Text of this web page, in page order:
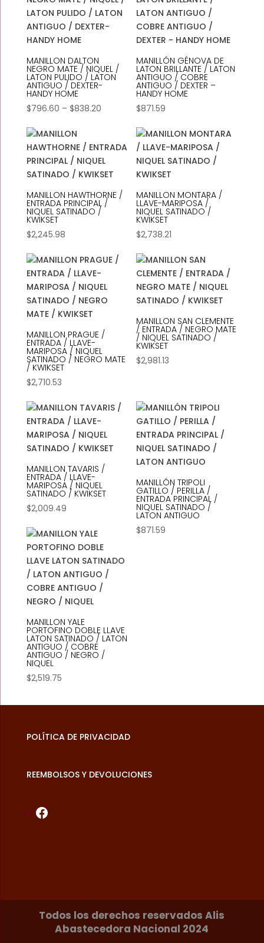
$943.17
MANILLON DALTON
NEGRO MATE / NIQUEL /
LATON PULIDO / LATON
ANTIGUO / DEXTER-
HANDY HOME
$796.60 – $838.20Price
through
$838.20
MANILLÓN GÉNOVA DE
LATON BRILLANTE / LATON
ANTIGUO / COBRE
ANTIGUO / DEXTER –
HANDY HOME
$871.59
MANILLON HAWTHORNE /
ENTRADA PRINCIPAL /
NIQUEL SATINADO /
KWIKSET
$2,245.98
MANILLON MONTARA /
LLAVE-MARIPOSA /
NIQUEL SATINADO /
KWIKSET
$2,738.21
MANILLON PRAGUE /
ENTRADA / LLAVE-
MARIPOSA / NIQUEL
SATINADO / NEGRO MATE
/ KWIKSET
$2,710.53
MANILLON SAN CLEMENTE
/ ENTRADA / NEGRO MATE
/ NIQUEL SATINADO /
KWIKSET
$2,981.13
MANILLON TAVARIS /
ENTRADA / LLAVE-
MARIPOSA / NIQUEL
SATINADO / KWIKSET
$2,009.49
MANILLÓN TRIPOLI
GATILLO / PERILLA /
ENTRADA PRINCIPAL /
NIQUEL SATINADO /
LATON ANTIGUO
$871.59
MANILLON YALE
PORTOFINO DOBLE LLAVE
LATON SATINADO / LATON
ANTIGUO / COBRE
ANTIGUO / NEGRO /
NIQUEL
$2,519.75
POLÍTICA DE PRIVACIDAD
REEMBOLSOS Y DEVOLUCIONES
Facebook
Todos los derechos reservados Alis
Abastecedora Nacional 2024